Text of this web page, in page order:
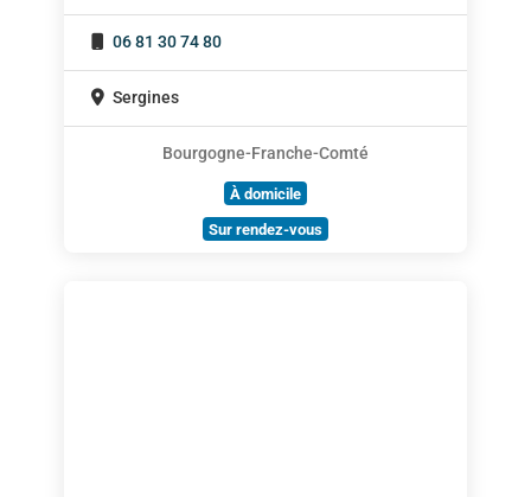
06 81 30 74 80
Sergines
Bourgogne-Franche-Comté
À domicile
Sur rendez-vous